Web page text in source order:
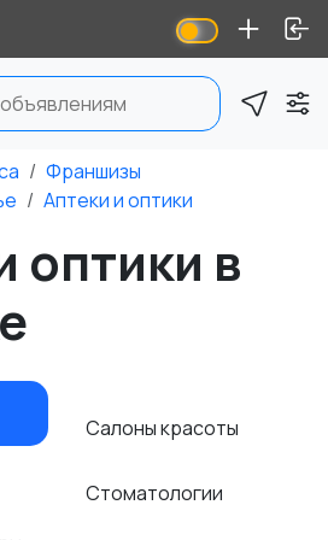
Франшизы
Аптеки и оптики
оптики в
Салоны красоты
Стоматологии